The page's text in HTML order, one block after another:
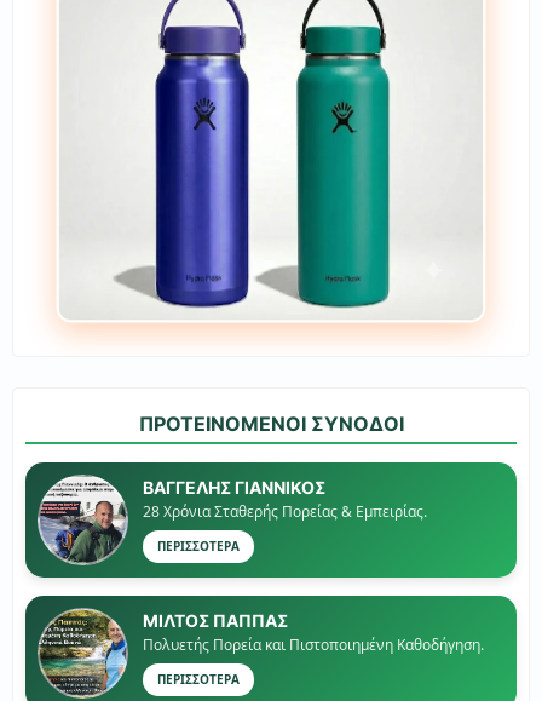
ΠΡΟΤΕΙΝΟΜΕΝΟΙ ΣΥΝΟΔΟΙ
ΒΑΓΓΕΛΗΣ ΓΙΑΝΝΙΚΟΣ
28 Χρόνια Σταθερής Πορείας & Εμπειρίας.
ΠΕΡΙΣΣΟΤΕΡΑ
ΜΙΛΤΟΣ ΠΑΠΠΑΣ
Πολυετής Πορεία και Πιστοποιημένη Καθοδήγηση.
ΠΕΡΙΣΣΟΤΕΡΑ